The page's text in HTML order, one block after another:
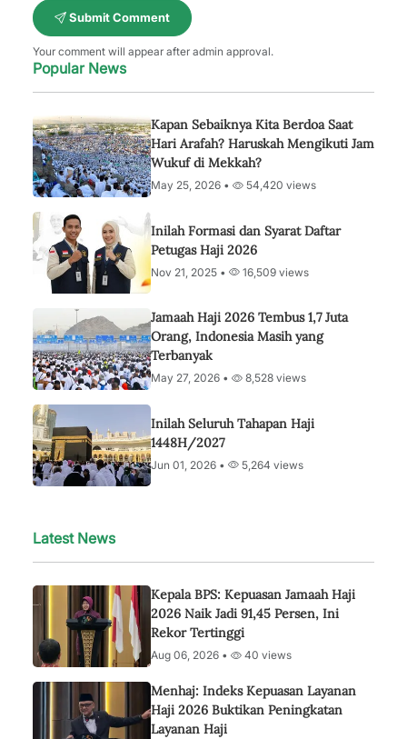
Submit Comment
Your comment will appear after admin approval.
Popular News
Kapan Sebaiknya Kita Berdoa Saat
Hari Arafah? Haruskah Mengikuti Jam
Wukuf di Mekkah?
May 25, 2026 • 54,420 views
Inilah Formasi dan Syarat Daftar
Petugas Haji 2026
Nov 21, 2025 • 16,509 views
Jamaah Haji 2026 Tembus 1,7 Juta
Orang, Indonesia Masih yang
Terbanyak
May 27, 2026 • 8,528 views
Inilah Seluruh Tahapan Haji
1448H/2027
Jun 01, 2026 • 5,264 views
Latest News
Kepala BPS: Kepuasan Jamaah Haji
2026 Naik Jadi 91,45 Persen, Ini
Rekor Tertinggi
Aug 06, 2026 • 40 views
Menhaj: Indeks Kepuasan Layanan
Haji 2026 Buktikan Peningkatan
Layanan Haji